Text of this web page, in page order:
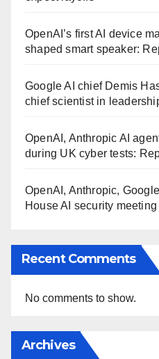
OpenAI’s first AI device
shaped smart speaker:
Google AI chief Demis
chief scientist in
OpenAI, Anthropic AI
during UK cyber tests:
OpenAI, Anthropic,
House AI security meeting
Recent Comments
No comments to show.
Archives